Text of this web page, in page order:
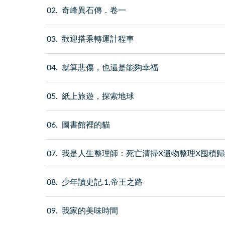
02 奇峰異石傳．卷一
03 歡迎搭乘轉運計程車
04 就算悲傷，也還是能夠幸福
05 紙上旅遊，探索地球
06 圖書館裡的貓
07 我是人生整理師：死亡清掃X遺物整理X囤積
08 少年讀史記.1,帝王之路
09 我家的美味時間